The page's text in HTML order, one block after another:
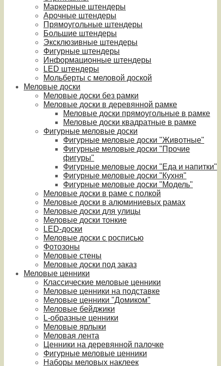
Маркерные штендеры
Арочные штендеры
Прямоугольные штендеры
Большие штендеры
Эксклюзивные штендеры
Фигурные штендеры
Информационные штендеры
LED штендеры
Мольберты с меловой доской
Меловые доски
Меловые доски без рамки
Меловые доски в деревянной рамке
Меловые доски прямоугольные в рамке
Меловые доски квадратные в рамке
Фигурные меловые доски
Фигурные меловые доски "Животные"
Фигурные меловые доски "Прочие
фигуры"
Фигурные меловые доски "Еда и напитки"
Фигурные меловые доски "Кухня"
Фигурные меловые доски "Модель"
Меловые доски в раме с полкой
Меловые доски в алюминиевых рамах
Меловые доски для улицы
Меловые доски тонкие
LED-доски
Меловые доски с росписью
Фотозоны
Меловые стены
Меловые доски под заказ
Меловые ценники
Классические меловые ценники
Меловые ценники на подставке
Меловые ценники "Домиком"
Меловые бейджики
L-образные ценники
Меловые ярлыки
Меловая лента
Ценники на деревянной палочке
Фигурные меловые ценники
Наборы меловых наклеек